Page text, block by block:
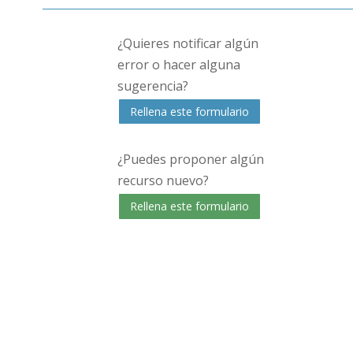
¿Quieres notificar algún
error o hacer alguna
sugerencia?
Rellena este formulario
¿Puedes proponer algún
recurso nuevo?
Rellena este formulario